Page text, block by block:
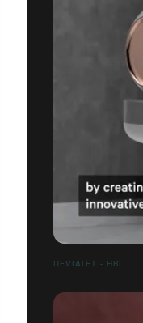
DEVIALET - HBI